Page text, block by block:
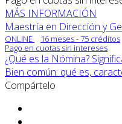
MÁS INFORMACIÓN
Maestría en Dirección y
ONLINE
16 meses - 75 créditos
Pago en cuotas sin intereses
¿Qué es la Nómina?
Bien común: qué es,
Compártelo